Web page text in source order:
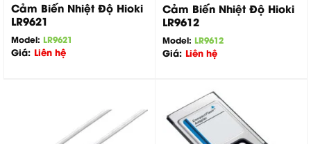
Cảm Biến Nhiệt Độ Hioki
LR9621
Model: LR9621
Giá: Liên hệ
Cảm Biến Nhiệt Độ Hioki
LR9612
Model: LR9612
Giá: Liên hệ